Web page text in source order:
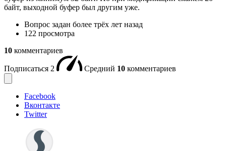
байт, выходной буфер был другим уже.
Вопрос задан более трёх лет назад
122 просмотра
10 комментариев
Подписаться 2 Средний 10 комментариев
Facebook
Вконтакте
Twitter